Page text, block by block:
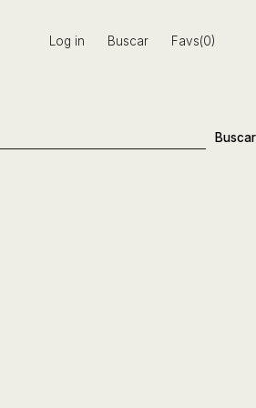
Log in Buscar Favs(0)
Buscar